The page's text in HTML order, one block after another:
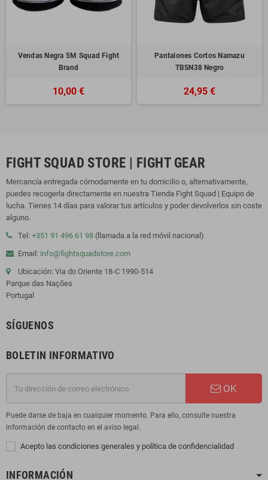
Vendas Negra 5M Squad Fight
Brand
10,00 €
Pantalones Cortos Namazu
TBSN38 Negro
24,95 €
FIGHT SQUAD STORE | FIGHT GEAR
Mercancía entregada cómodamente en tu domicilio o, alternativamente,
puedes recogerla directamente en nuestra Tienda Fight Squad | Equipo de
lucha. Tienes 14 días para valorar tus artículos y poder devolverlos sin coste
alguno.
Tel: +351 91 496 61 98 (llamada a la red móvil nacional)
Email: info@fightsquadstore.com
Ubicación: Via do Oriente 18-C 1990-514
Parque das Nações
Portugal
SÍGUENOS
BOLETIN INFORMATIVO
OK
Puede darse de baja en cualquier momento. Para ello, consulte nuestra
información de contacto en el aviso legal.
Acepto las condiciones generales y política de confidencialidad
INFORMACIÓN